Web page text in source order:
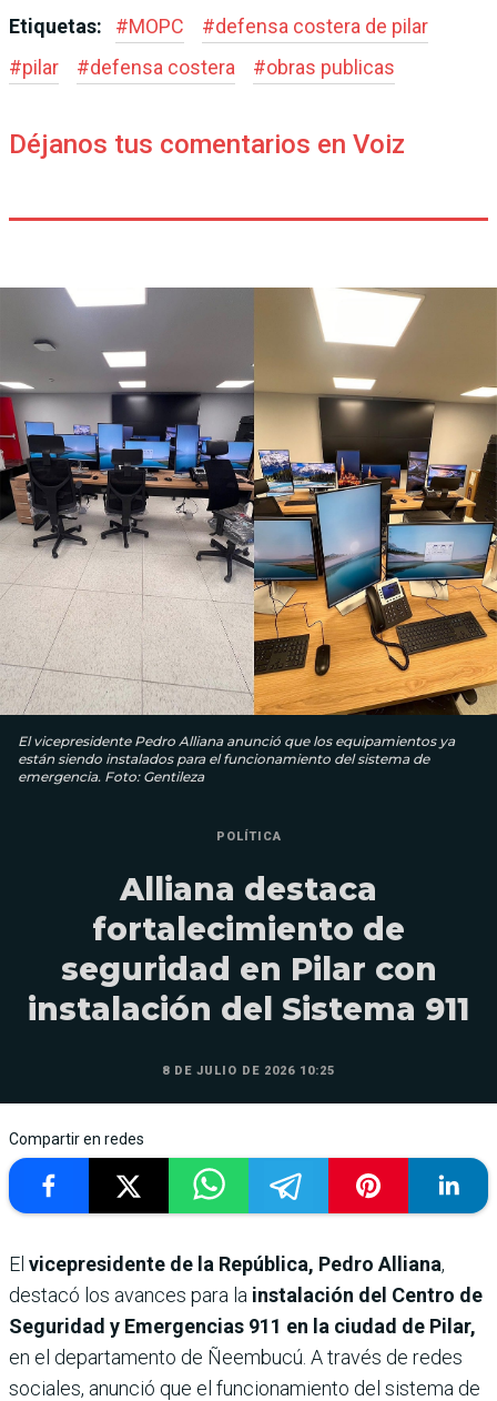
Etiquetas: #MOPC #defensa costera de pilar
#pilar #defensa costera #obras publicas
Déjanos tus comentarios en Voiz
El vicepresidente Pedro Alliana anunció que los equipamientos ya
están siendo instalados para el funcionamiento del sistema de
emergencia. Foto: Gentileza
POLÍTICA
Alliana destaca
fortalecimiento de
seguridad en Pilar con
instalación del Sistema 911
8 DE JULIO DE 2026 10:25
Compartir en redes
El vicepresidente de la República, Pedro Alliana,
destacó los avances para la instalación del Centro de
Seguridad y Emergencias 911 en la ciudad de Pilar,
en el departamento de Ñeembucú. A través de redes
sociales, anunció que el funcionamiento del sistema de